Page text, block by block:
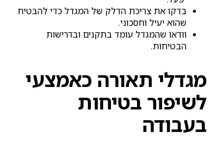
בדקו את צריכת הדלק של המגדל כדי להבטיח
שהוא יעיל וחסכוני.
וודאו שהמגדל עומד בתקנים ובדרישות
הבטיחות.
מגדלי תאורה כאמצעי
לשיפור בטיחות
בעבודה